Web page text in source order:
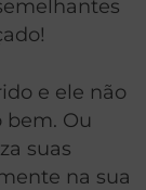
e ele não
Ou
suas
na sua